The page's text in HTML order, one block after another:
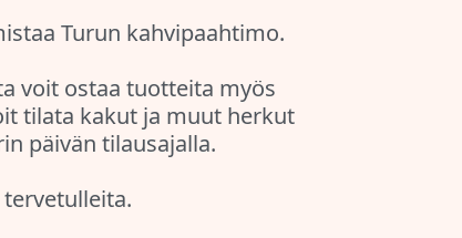
Turun kahvipaahtimo.
voit ostaa tuotteita myös
tilata kakut ja muut herkut
päivän tilausajalla.